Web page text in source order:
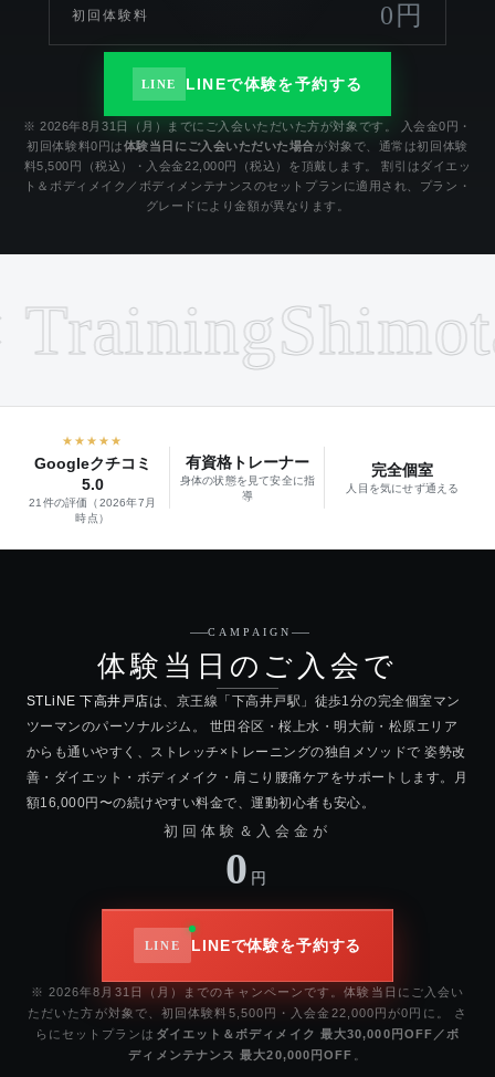
初回体験料 0円
LINE LINEで体験を予約する
※ 2026年8月31日（月）までにご入会いただいた方が対象です。 入会金0円・
初回体験料0円は体験当日にご入会いただいた場合が対象で、通常は初回体験
料5,500円（税込）・入会金22,000円（税込）を頂戴します。 割引はダイエッ
ト＆ボディメイク／ボディメンテナンスのセットプランに適用され、プラン・
グレードにより金額が異なります。
★★★★★
Googleクチコミ
5.0
21件の評価（2026年7月
時点）
有資格トレーナー
身体の状態を見て安全に指
導
完全個室
人目を気にせず通える
CAMPAIGN
体験当日のご入会で
STLiNE 下高井戸店は、京王線「下高井戸駅」徒歩1分の完全個室マン
ツーマンのパーソナルジム。 世田谷区・桜上水・明大前・松原エリア
からも通いやすく、ストレッチ×トレーニングの独自メソッドで 姿勢改
善・ダイエット・ボディメイク・肩こり腰痛ケアをサポートします。月
額16,000円〜の続けやすい料金で、運動初心者も安心。
初回体験＆入会金が
0 円
LINEで体験を予約する
※ 2026年8月31日（月）までのキャンペーンです。体験当日にご入会い
ただいた方が対象で、初回体験料5,500円・入会金22,000円が0円に。 さ
らにセットプランは ダイエット＆ボディメイク 最大30,000円OFF／ボ
ディメンテナンス 最大20,000円OFF